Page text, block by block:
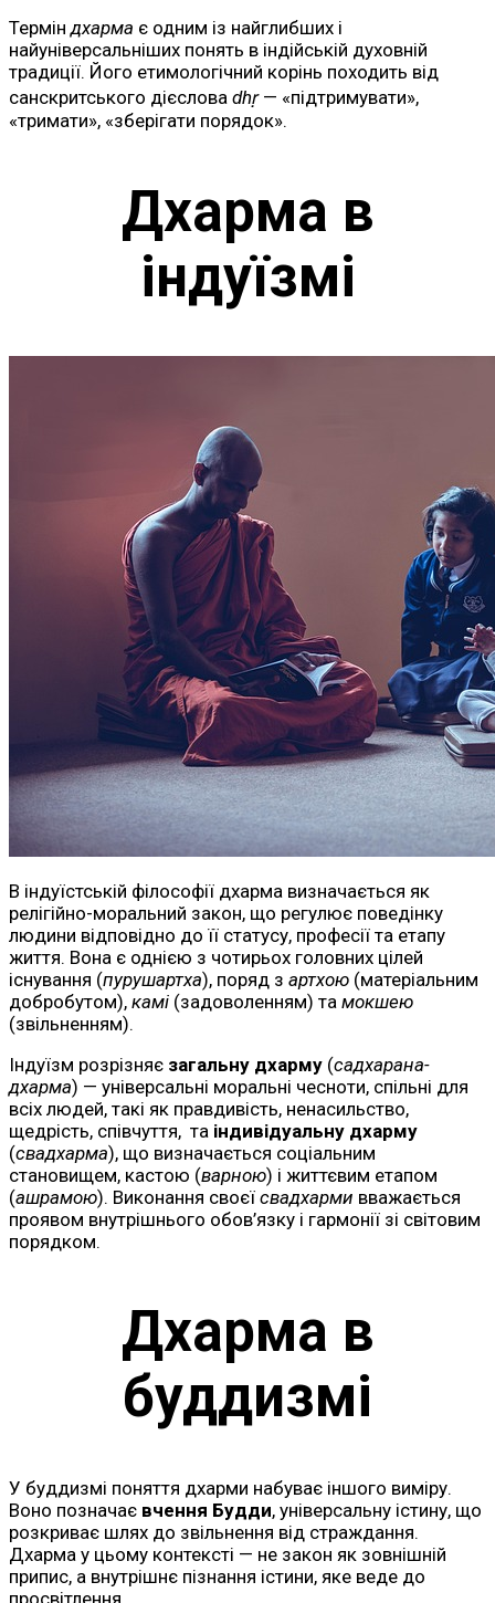
Терміндхарма є одним із найглибших і
найуніверсальніших понять в індійській духовній
традиції. Його етимологічний корінь походить від
санскритського дієслова dhṛ— «підтримувати»,
«тримати», «зберігати порядок».
Дхарма в
індуїзмі
В індуїстській філософії дхарма визначається як
релігійно-моральний закон, що регулює поведінку
людини відповідно до її статусу, професії та етапу
життя. Вона є однією з чотирьох головних цілей
існування (пурушартха), поряд з артхою (матеріальним
добробутом), камі (задоволенням) та мокшею
(звільненням).
Індуїзм розрізняє загальну дхарму (садхарана-
дхарма) — універсальні моральні чесноти, спільні для
всіх людей, такі як правдивість, ненасильство,
щедрість, співчуття, та індивідуальну дхарму
(свадхарма), що визначається соціальним
становищем, кастою (варною) і життєвим етапом
(ашрамою). Виконання своєї свадхарми вважається
проявом внутрішнього обов’язку і гармонії зі світовим
порядком.
Дхарма в
буддизмі
У буддизмі поняття дхарми набуває іншого виміру.
Воно позначає вчення Будди, універсальну істину, що
розкриває шлях до звільнення від страждання.
Дхарма у цьому контексті — не закон як зовнішній
припис, а внутрішнє пізнання істини, яке веде до
просвітлення.